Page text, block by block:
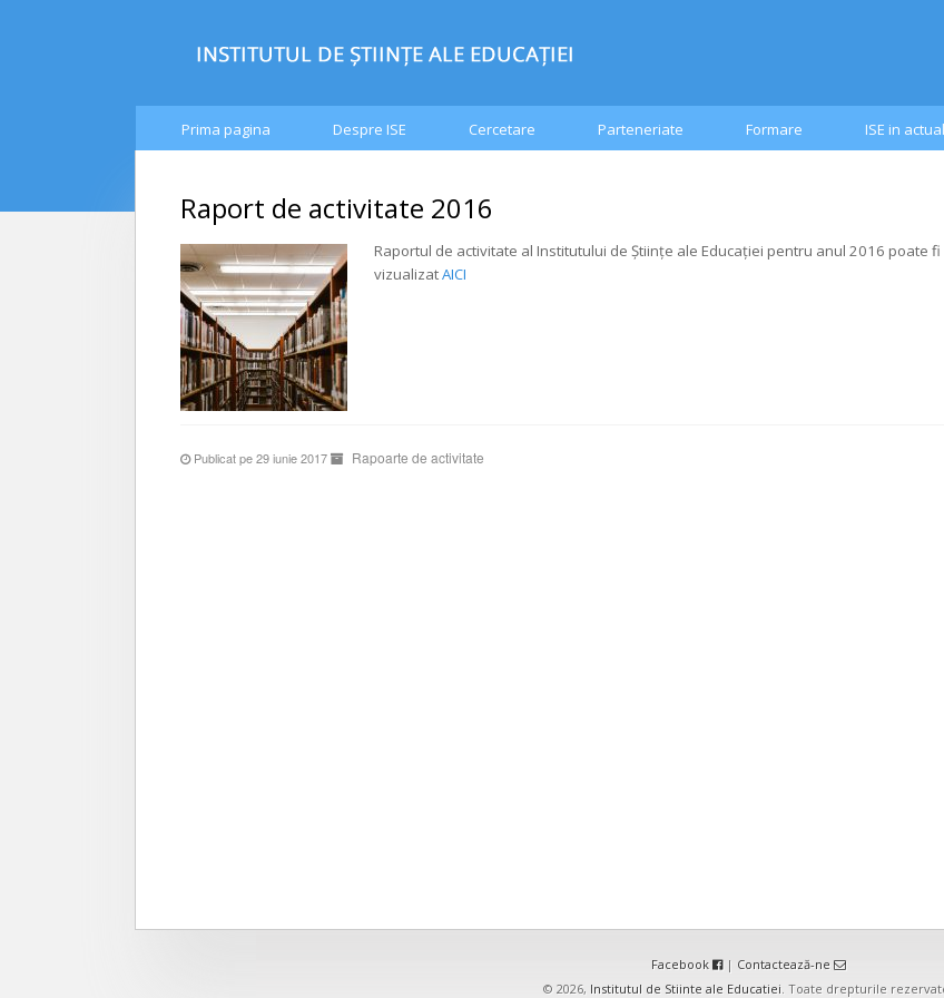
Prima pagina Despre ISE Cercetare Parteneriate Formare ISE in
Raport de activitate 2016
Raportul de activitate al Institutului de Științe ale Educației pentru anul 2016 poate fi
vizualizatAICI
Publicat pe 29 iunie 2017 Rapoarte de activitate
Facebook | Contactează-ne
© 2026, Institutul de Stiinte ale Educatiei. Toate drepturile